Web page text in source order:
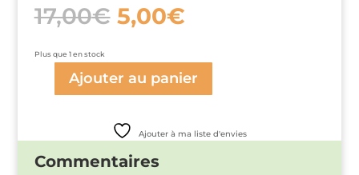
17,00€ Le
prix
était :
17,00€.
5,00€Le
prix
est :
5,00€.
Plus que 1 en stock
quantité
FONCÉE
en
micro
Ajouter au panier
Ajouter à ma liste d'envies
Commentaires